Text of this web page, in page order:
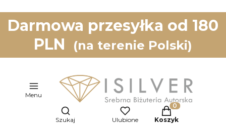
Darmowa przesyłka od 180
PLN
(na terenie Polski)
Menu
Otwórz wyszukiwarkę
Szukaj Ulubione
Produkty w
Koszyk